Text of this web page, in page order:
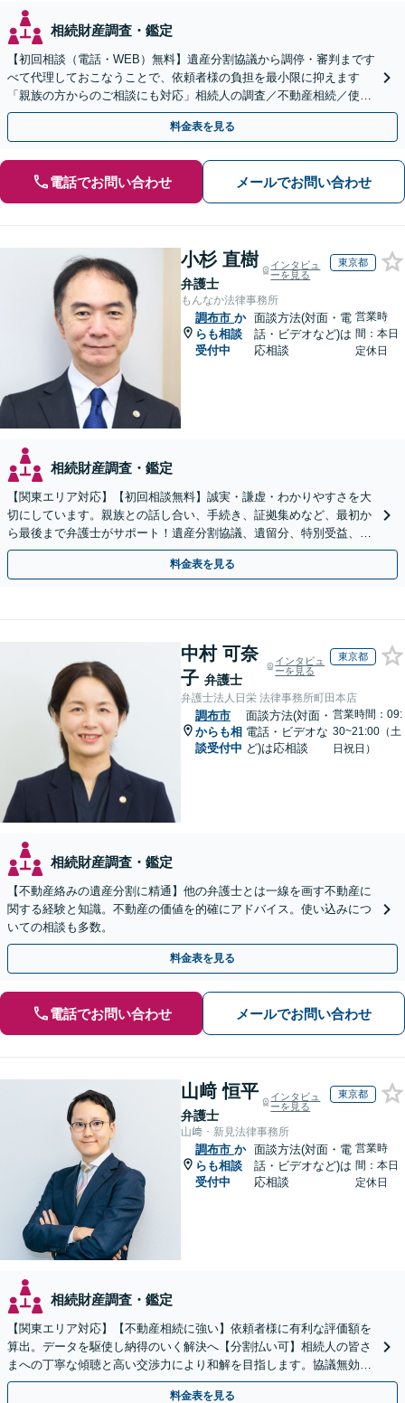
相続財産調査・鑑定
【初回相談（電話・WEB）無料】遺産分割協議から調停・審判まです
べて代理しておこなうことで、依頼者様の負担を最小限に抑えます
「親族の方からのご相談にも対応」相続人の調査／不動産相続／使い
込み【東京都在住以外の方も対応】
料金表を見る
電話でお問い合わせ メールでお問い合わせ
小杉 直樹
弁護士
インタビュ
ーを見る
東京都
もんなか法律事務所
調布市 か
らも相談
受付中
面談方法(対面・電
話・ビデオなど)は
応相談
営業時
間：本日
定休日
相続財産調査・鑑定
【関東エリア対応】【初回相談無料】誠実・謙虚・わかりやすさを大
切にしています。親族との話し合い、手続き、証拠集めなど、最初か
ら最後まで弁護士がサポート！遺産分割協議、遺留分、特別受益、使
い込み、相続放棄など、お任せ【弁護士歴15年以上】
料金表を見る
中村 可奈
子 弁護士
インタビュ
ーを見る
東京都
弁護士法人日栄 法律事務所町田本店
調布市
からも相
談受付中
面談方法(対面・
電話・ビデオな
ど)は応相談
営業時間：09:
30~21:00（土
日祝日）
相続財産調査・鑑定
【不動産絡みの遺産分割に精通】他の弁護士とは一線を画す不動産に
関する経験と知識。不動産の価値を的確にアドバイス。使い込みにつ
いての相談も多数。
料金表を見る
電話でお問い合わせ メールでお問い合わせ
山﨑 恒平
弁護士
インタビュ
ーを見る
東京都
山﨑・新見法律事務所
調布市 か
らも相談
受付中
面談方法(対面・電
話・ビデオなど)は
応相談
営業時
間：本日
定休日
相続財産調査・鑑定
【関東エリア対応】【不動産相続に強い】依頼者様に有利な評価額を
算出。データを駆使し納得のいく解決へ【分割払い可】相続人の皆さ
まへの丁寧な傾聴と高い交渉力により和解を目指します。協議無効確
認／遺言無効確認など、複雑な訴訟も実績豊富【夜間対応】
料金表を見る